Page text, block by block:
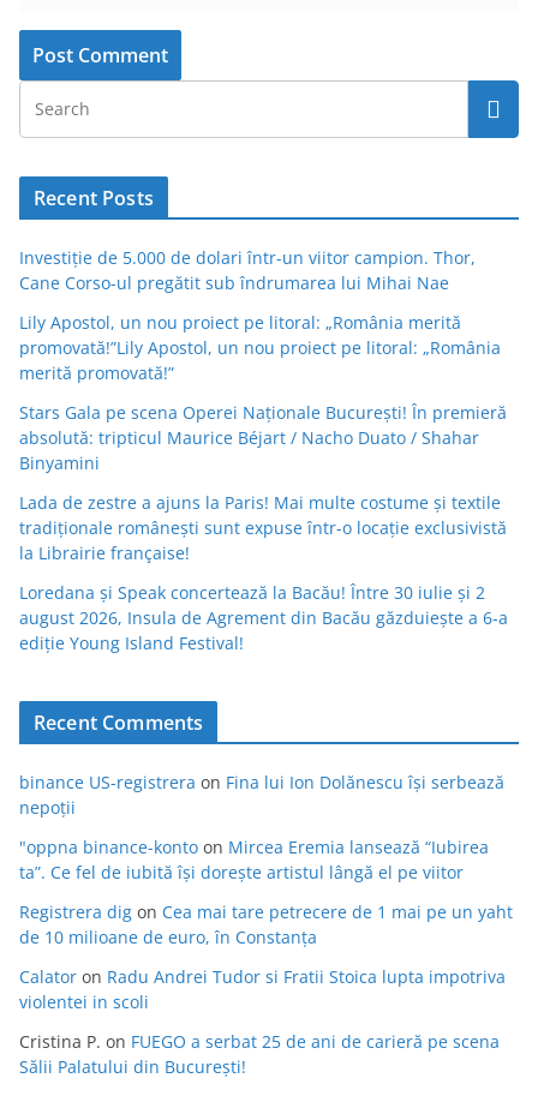
Recent Posts
Investiție de 5.000 de dolari într-un viitor campion. Thor,
Cane Corso-ul pregătit sub îndrumarea lui Mihai Nae
Lily Apostol, un nou proiect pe litoral: „România merită
promovată!”Lily Apostol, un nou proiect pe litoral: „România
merită promovată!”
Stars Gala pe scena Operei Naționale București! În premieră
absolută: tripticul Maurice Béjart / Nacho Duato / Shahar
Binyamini
Lada de zestre a ajuns la Paris! Mai multe costume și textile
tradiționale românești sunt expuse într-o locație exclusivistă
la Librairie française!
Loredana și Speak concertează la Bacău! Între 30 iulie și 2
august 2026, Insula de Agrement din Bacău găzduiește a 6-a
ediție Young Island Festival!
Recent Comments
binance US-registrera on Fina lui Ion Dolănescu își serbează
nepoții
"oppna binance-konto on Mircea Eremia lansează “Iubirea
ta”. Ce fel de iubită își dorește artistul lângă el pe viitor
Registrera dig on Cea mai tare petrecere de 1 mai pe un yaht
de 10 milioane de euro, în Constanța
Calator on Radu Andrei Tudor si Fratii Stoica lupta impotriva
violentei in scoli
Cristina P. on FUEGO a serbat 25 de ani de carieră pe scena
Sălii Palatului din București!